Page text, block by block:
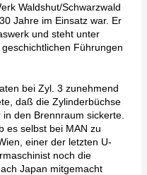
Waldshut/Schwarzwald
Jahre im Einsatz war. Er
und steht unter
Führungen
bei Zyl. 3 zunehmend
daß die Zylinderbüchse
den Brennraum sickerte.
es selbst bei MAN zu
einer der letzten U-
noch die
Japan mitgemacht